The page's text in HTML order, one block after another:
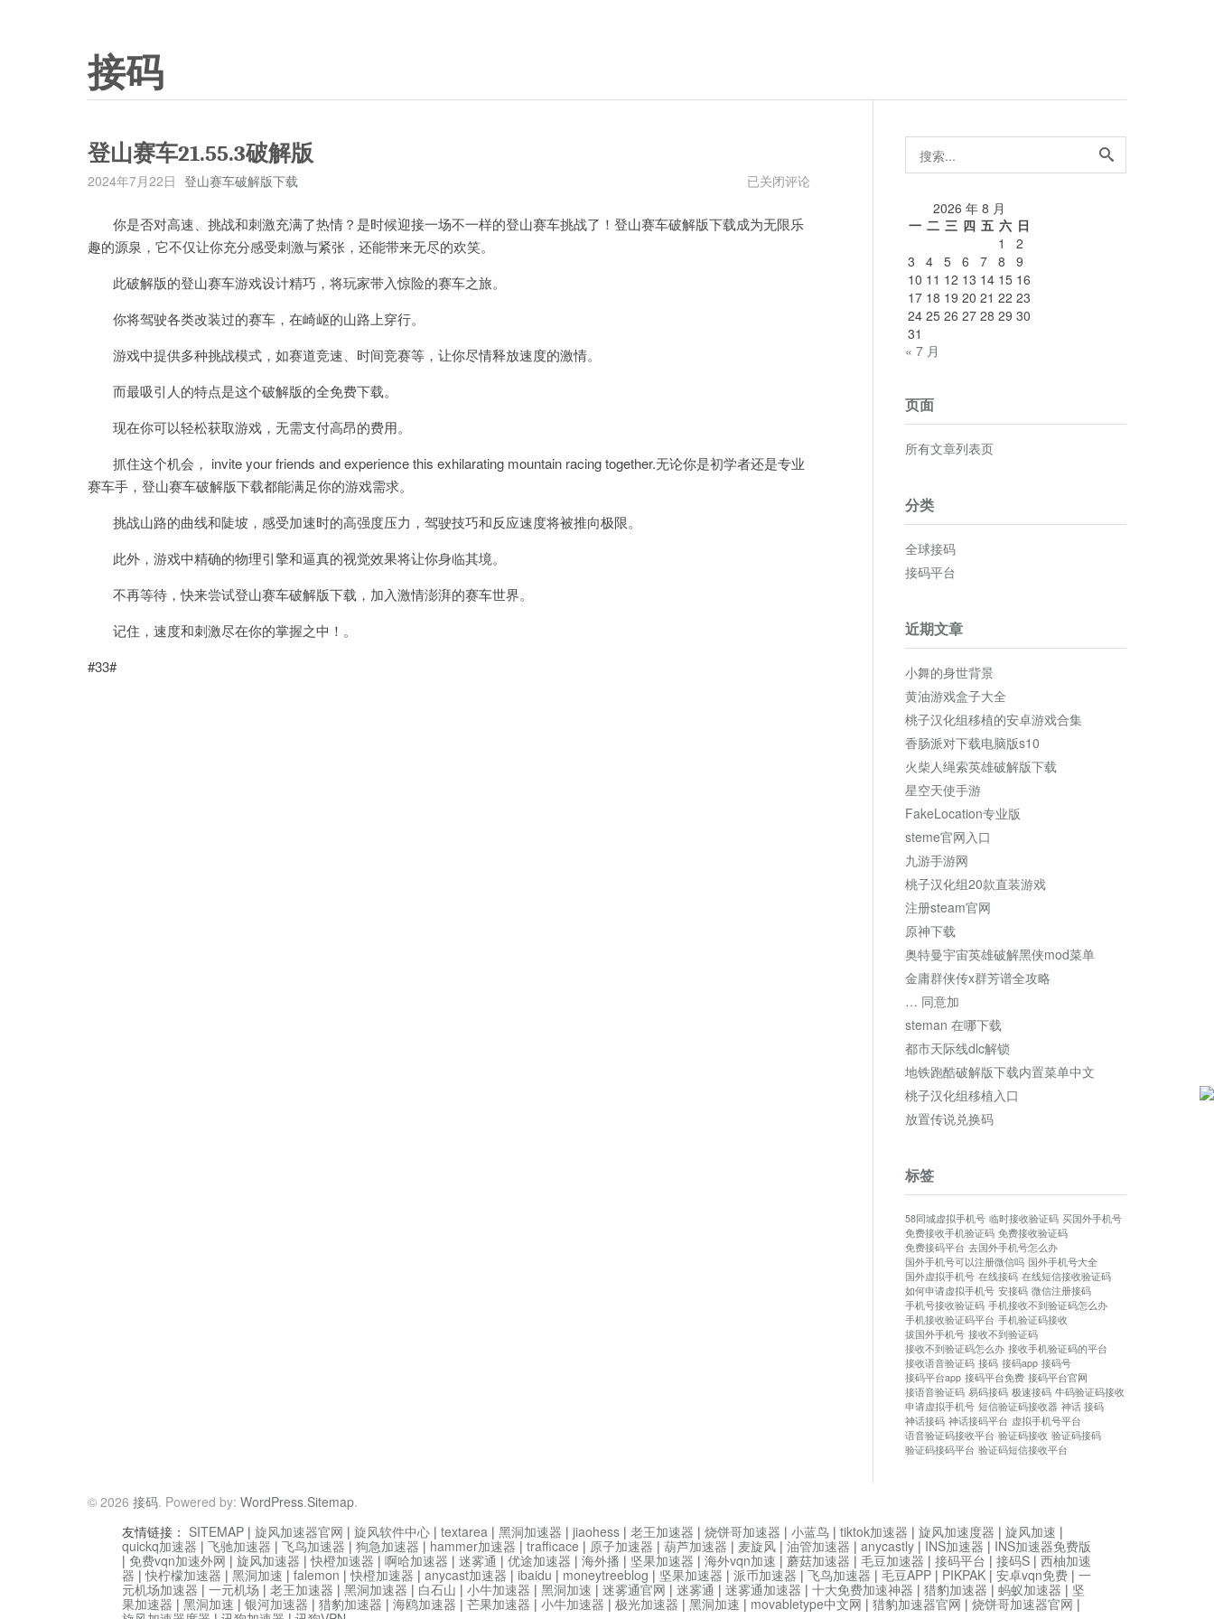
接码
登山赛车21.55.3破解版
2024年7月22日 登山赛车破解版下载
登
车
已关闭评论
你是否对高速、挑战和刺激充满了热情？是时候迎接一场不一样的登山赛车挑战了！登山赛车破解版下载成为无限乐
趣的源泉，它不仅让你充分感受刺激与紧张，还能带来无尽的欢笑。
此破解版的登山赛车游戏设计精巧，将玩家带入惊险的赛车之旅。
你将驾驶各类改装过的赛车，在崎岖的山路上穿行。
游戏中提供多种挑战模式，如赛道竞速、时间竞赛等，让你尽情释放速度的激情。
而最吸引人的特点是这个破解版的全免费下载。
现在你可以轻松获取游戏，无需支付高昂的费用。
抓住这个机会， invite your friends and experience this exhilarating mountain racing together.无论你是初学者还是专业
赛车手，登山赛车破解版下载都能满足你的游戏需求。
挑战山路的曲线和陡坡，感受加速时的高强度压力，驾驶技巧和反应速度将被推向极限。
此外，游戏中精确的物理引擎和逼真的视觉效果将让你身临其境。
不再等待，快来尝试登山赛车破解版下载，加入激情澎湃的赛车世界。
记住，速度和刺激尽在你的掌握之中！。
#33#
搜
索...
2026 年 8 月
一 二 三 四 五 六 日
1
2
3
4 5 6 7 8
9
10 11 12 13 14 15 16
17 18 19 20 21 22 23
24 25 26 27 28 29 30
31
« 7 月
页面
所有文章列表页
分类
全球接码
接码平台
近期文章
小舞的身世背景
黄油游戏盒子大全
桃子汉化组移植的安卓游戏合集
香肠派对下载电脑版s10
火柴人绳索英雄破解版下载
星空天使手游
FakeLocation专业版
steme官网入口
九游手游网
桃子汉化组20款直装游戏
注册steam官网
原神下载
奥特曼宇宙英雄破解黑侠mod菜单
金庸群侠传x群芳谱全攻略
… 同意加
steman 在哪下载
都市天际线dlc解锁
地铁跑酷破解版下载内置菜单中文
桃子汉化组移植入口
放置传说兑换码
标签
58同城虚拟手机号 临时接收验证码 买国外手机号
免费接收手机验证码 免费接收验证码
免费接码平台 去国外手机号怎么办
国外手机号可以注册微信吗 国外手机号大全
国外虚拟手机号 在线接码 在线短信接收验证码
如何申请虚拟手机号 安接码 微信注册接码
手机号接收验证码 手机接收不到验证码怎么办
手机接收验证码平台 手机验证码接收
拔国外手机号 接收不到验证码
接收不到验证码怎么办 接收手机验证码的平台
接收语音验证码 接码 接码app 接码号
接码平台app 接码平台免费 接码平台官网
接语音验证码 易码接码 极速接码 牛码验证码接收
申请虚拟手机号 短信验证码接收器 神话 接码
神话接码 神话接码平台 虚拟手机号平台
语音验证码接收平台 验证码接收 验证码接码
验证码接码平台 验证码短信接收平台
© 2026 接码. Powered by: WordPress.Sitemap.
友情链接： SITEMAP | 旋风加速器官网 | 旋风软件中心 | textarea | 黑洞加速器 | jiaohess | 老王加速器 | 烧饼哥加速器 | 小蓝鸟 | tiktok加速器 | 旋风加速度器 | 旋风加速 |
quickq加速器 | 飞驰加速器 | 飞鸟加速器 | 狗急加速器 | hammer加速器 | trafficace | 原子加速器 | 葫芦加速器 | 麦旋风 | 油管加速器 | anycastly | INS加速器 | INS加速器免费版
| 免费vqn加速外网 | 旋风加速器 |快橙加速器 | 啊哈加速器 | 迷雾通 | 优途加速器 | 海外播 | 坚果加速器 | 海外vqn加速 | 蘑菇加速器 | 毛豆加速器 | 接码平台 | 接码S | 西柚加速
器 |快柠檬加速器 | 黑洞加速 | falemon |快橙加速器 | anycast加速器 | ibaidu | moneytreeblog | 坚果加速器 | 派币加速器 | 飞鸟加速器 | 毛豆APP | PIKPAK | 安卓vqn免费 | 一
元机场加速器 | 一元机场 | 老王加速器 | 黑洞加速器 | 白石山 | 小牛加速器 | 黑洞加速 | 迷雾通官网 | 迷雾通 | 迷雾通加速器 | 十大免费加速神器 | 猎豹加速器 | 蚂蚁加速器 | 坚
果加速器 | 黑洞加速 | 银河加速器 | 猎豹加速器 | 海鸥加速器 | 芒果加速器 | 小牛加速器 | 极光加速器 | 黑洞加速 | movabletype中文网 | 猎豹加速器官网 | 烧饼哥加速器官网 |